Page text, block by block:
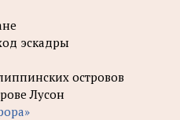
эскадры
островов
Лусон